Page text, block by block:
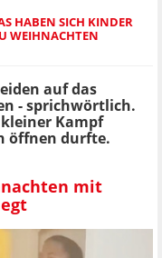
HABEN SICH KINDER
WEIHNACHTEN
auf das
- sprichwörtlich.
Kampf
öffnen durfte.
mit